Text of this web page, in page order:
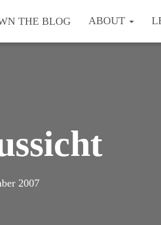
THE BLOG ABOUT
2007